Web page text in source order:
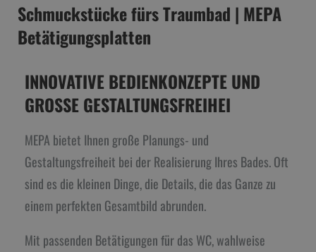
Schmuckstücke fürs Traumbad | MEPA
Betätigungsplatten
INNOVATIVE BEDIENKONZEPTE UND
GROSSE GESTALTUNGSFREIHEI
MEPA bietet Ihnen große Planungs- und
Gestaltungsfreiheit bei der Realisierung Ihres Bades. Oft
sind es die kleinen Dinge, die Details, die das Ganze zu
einem perfekten Gesamtbild abrunden.
Mit passenden Betätigungen für das WC, wahlweise